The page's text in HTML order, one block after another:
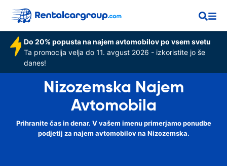
Do 20% popusta na najem avtomobilov po vsem svetu
Ta promocija velja do 11. avgust 2026 - izkoristite jo še
danes!
Nizozemska Najem
Avtomobila
Prihranite čas in denar. V vašem imenu primerjamo ponudbe
podjetij za najem avtomobilov na Nizozemska.